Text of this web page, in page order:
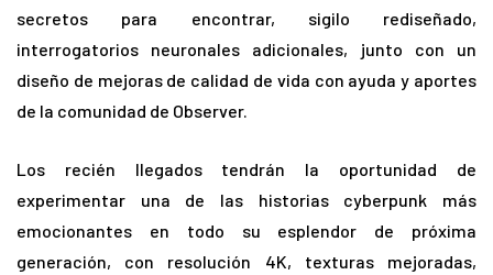
secretos para encontrar, sigilo rediseñado,
interrogatorios neuronales adicionales, junto con un
diseño de mejoras de calidad de vida con ayuda y aportes
de la comunidad de Observer.
Los recién llegados tendrán la oportunidad de
experimentar una de las historias cyberpunk más
emocionantes en todo su esplendor de próxima
generación, con resolución 4K, texturas mejoradas,